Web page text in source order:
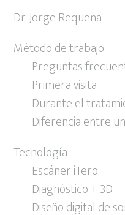
Dr. Jorge Requena
Método de trabajo
Preguntas
Primera visita
Durante el
Diferencia entre
Tecnología
Escáner iTero.
Diagnóstico + 3D
Diseño digital de